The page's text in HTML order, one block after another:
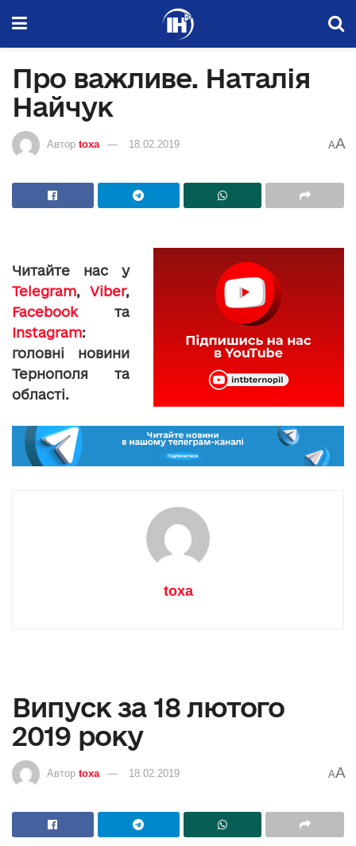
Про важливе. Наталія
Найчук
Автор toxa 18.02.2019 AA
Читайте нас у
Telegram, Viber,
Facebookта
Instagram:
головні новини
Тернополя та
області.
toxa
Випуск за 18 лютого
2019 року
Автор toxa 18.02.2019 AA